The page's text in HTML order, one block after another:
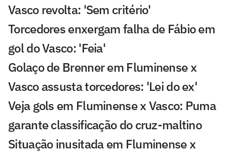
Vasco revolta: 'Sem critério'
Torcedores enxergam falha de Fábio em
gol do Vasco: 'Feia'
Golaço de Brenner em Fluminense x
Vasco assusta torcedores: 'Lei do ex'
Veja gols em Fluminense x Vasco: Puma
garante classificação do cruz-maltino
Situação inusitada em Fluminense x